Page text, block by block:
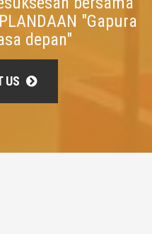
"Gapura
depan"
US